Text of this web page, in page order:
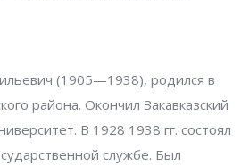
(1905—1938), родился в
района. Окончил Закавказский
В 1928 1938 гг. состоял
службе. Был